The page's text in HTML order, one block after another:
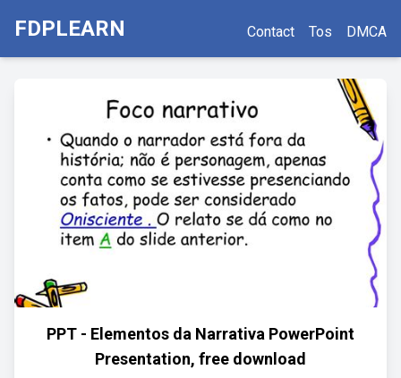
FDPLEARN Contact Tos DMCA
PPT - Elementos da Narrativa PowerPoint
Presentation, free download